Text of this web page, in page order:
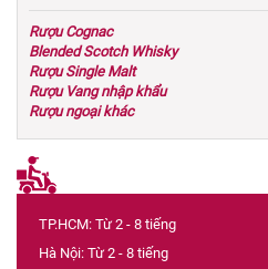
Rượu Cognac
Blended Scotch Whisky
Rượu Single Malt
Rượu Vang nhập khẩu
Rượu ngoại khác
TP.HCM: Từ 2 - 8 tiếng
Hà Nội: Từ 2 - 8 tiếng